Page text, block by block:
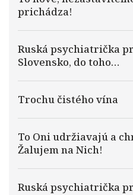
prichádza!
Ruská psychiatrička
Slovensko, do toho…
Trochu čistého vína
To Oni udržiavajú a
Žalujem na Nich!
Ruská psychiatrička